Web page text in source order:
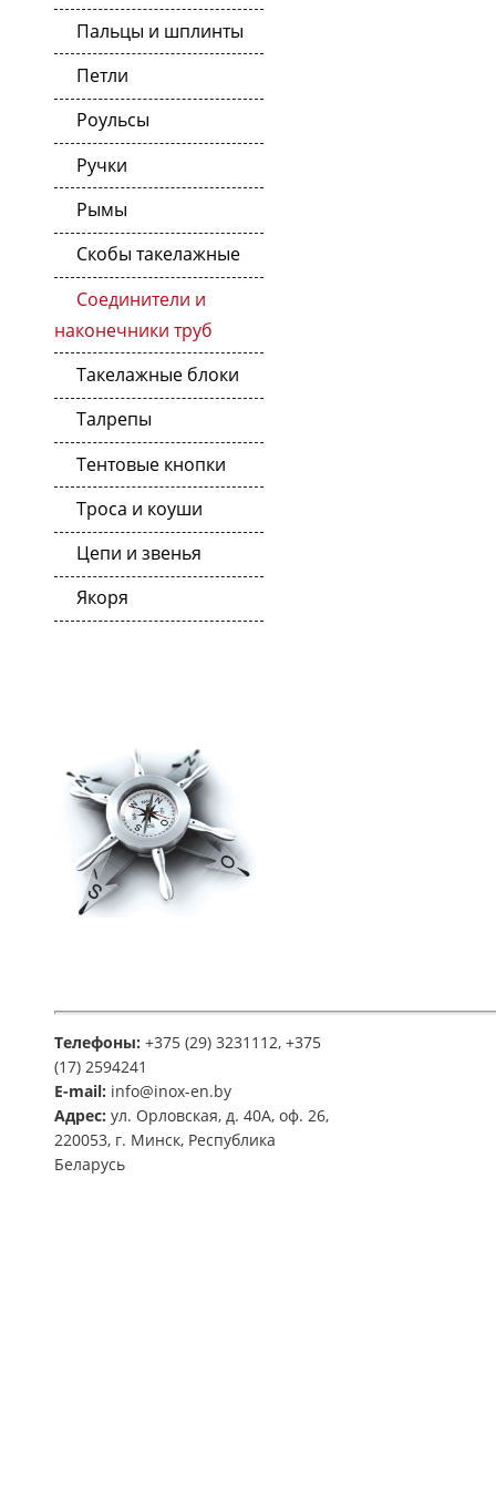
Пальцы и шплинты
Петли
Роульсы
Ручки
Рымы
Скобы такелажные
Соединители и
наконечники труб
Такелажные блоки
Талрепы
Тентовые кнопки
Троса и коуши
Цепи и звенья
Якоря
Телефоны: +375 (29) 3231112, +375
(17) 2594241
E-mail: info@inox-en.by
Адрес: ул. Орловская, д. 40А, оф. 26,
220053, г. Минск, Республика
Беларусь